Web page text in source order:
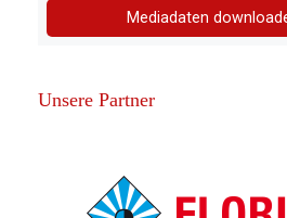
Mediadaten
Unsere Partner